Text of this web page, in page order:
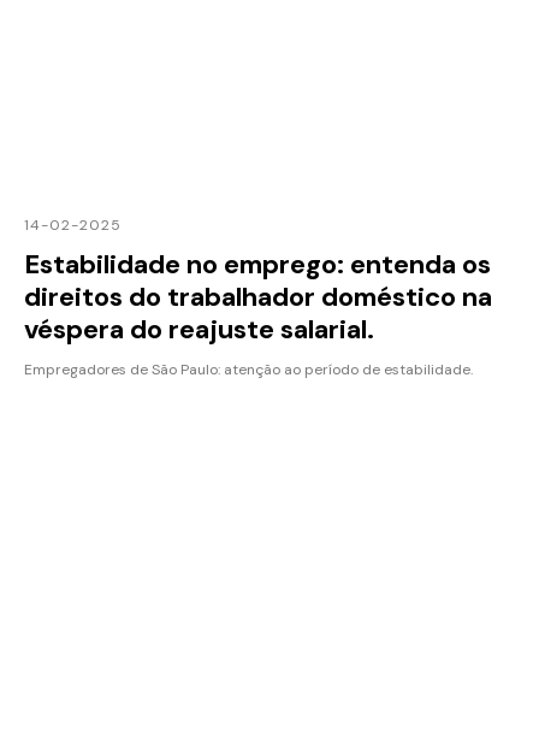
14-02-2025
Estabilidade no emprego: entenda os
direitos do trabalhador doméstico na
véspera do reajuste salarial.
Empregadores de São Paulo: atenção ao período de estabilidade.